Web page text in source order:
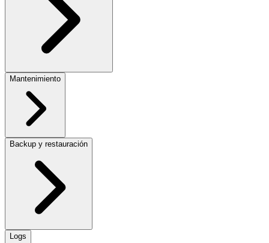
Mantenimiento
Backup y restauración
Logs